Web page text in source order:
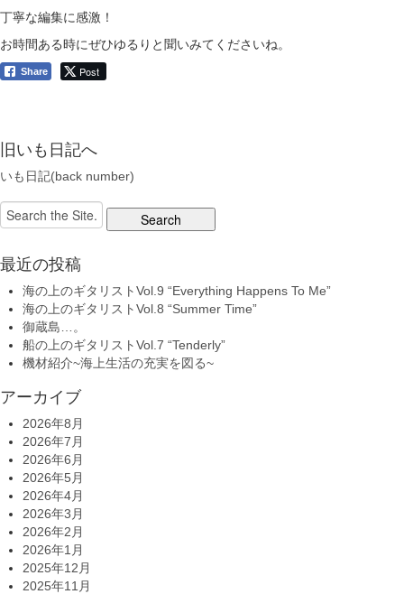
丁寧な編集に感激！
お時間ある時にぜひゆるりと聞いみてくださいね。
Share Post
旧いも日記へ
いも日記(back number)
Search
for:
最近の投稿
海の上のギタリストVol.9 “Everything Happens To Me”
海の上のギタリストVol.8 “Summer Time”
御蔵島…。
船の上のギタリストVol.7 “Tenderly”
機材紹介~海上生活の充実を図る~
アーカイブ
2026年8月
2026年7月
2026年6月
2026年5月
2026年4月
2026年3月
2026年2月
2026年1月
2025年12月
2025年11月